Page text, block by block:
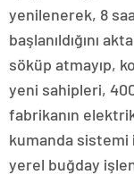
yenilenerek, 8
başlanıldığını
söküp atmayıp,
yeni sahipleri,
fabrikanın
kumanda
yerel buğday